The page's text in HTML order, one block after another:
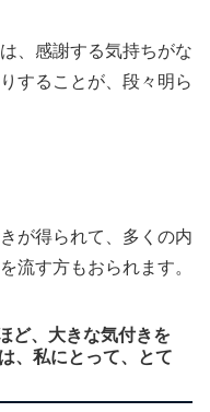
、感謝する気持ちがな
することが、段々明ら
が得られて、多くの内
流す方もおられます。
ど、大きな気付きを
、私にとって、とて